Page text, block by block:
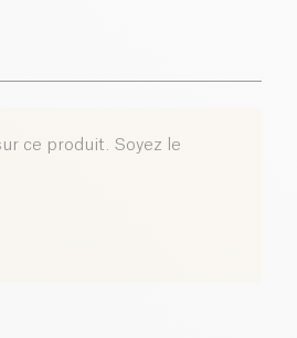
ce produit. Soyez le